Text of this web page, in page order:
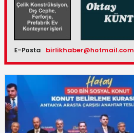
E-Posta birlikhaber@hotmail.com